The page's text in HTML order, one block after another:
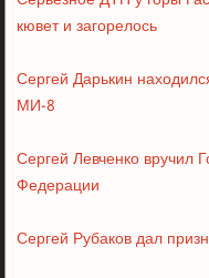
кювет и загорелось
Сергей Дарькин
МИ-8
Сергей Левченко вручил
Федерации
Сергей Рубаков дал